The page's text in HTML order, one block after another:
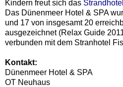
Kindern freut sich das
Das Dünenmeer Hotel & SPA
und 17 von insgesamt 20
ausgezeichnet (Relax Guide
verbunden mit dem Stranhotel
Kontakt:
Dünenmeer Hotel & SPA
OT Neuhaus